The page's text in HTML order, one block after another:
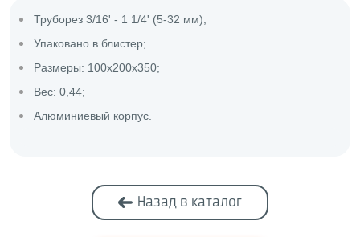
Труборез 3/16' - 1 1/4' (5-32 мм);
Упаковано в блистер;
Размеры: 100x200x350;
Вес: 0,44;
Алюминиевый корпус.
Назад в каталог